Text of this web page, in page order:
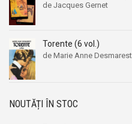
Aleksandr Beleaev
Alessandro Parronchi
Alex Mihai Stoenescu
Alexandr Soljenitin
Alexandra Jones
Alexandra Mosneaga
Aleksandr Beleaev
Alessandro Parronchi
Alex Mihai Stoenescu
Alexandr Soljenitin
Alexandra Jones
Alexandra Mosneaga
de Jacques Gernet
Torente (6 vol.)
de Marie Anne Desmarest
NOUTĂȚI ÎN STOC